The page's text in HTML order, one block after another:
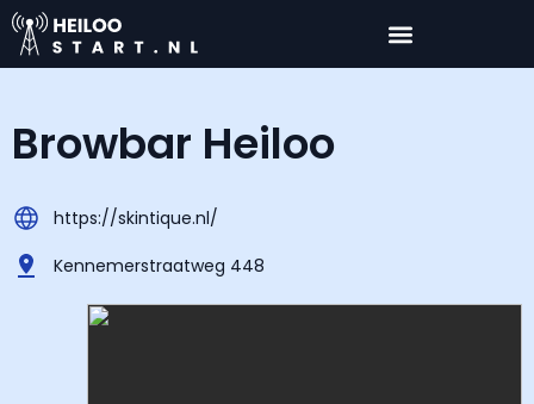
Browbar Heiloo
https://skintique.nl/
Kennemerstraatweg 448